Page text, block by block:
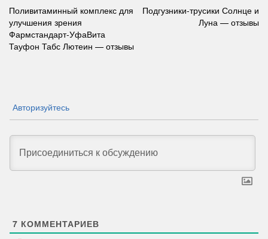
Навигация
по
записям
Поливитаминный комплекс для
улучшения зрения
Фармстандарт-УфаВита
Тауфон Табс Лютеин — отзывы
Подгузники-трусики Солнце и
Луна — отзывы
Авторизуйтесь
7 КОММЕНТАРИЕВ